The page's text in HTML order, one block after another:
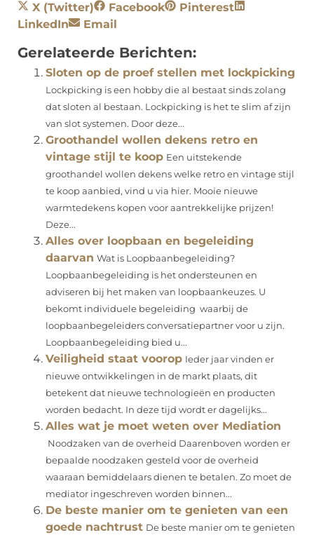
X (Twitter) Facebook
Pinterest
LinkedIn
Email
Gerelateerde Berichten:
Sloten op de proef stellen met lockpicking
Lockpicking is een hobby die al bestaat sinds zolang
dat sloten al bestaan. Lockpicking is het te slim af zijn
van slot systemen. Door deze...
Groothandel wollen dekens retro en
vintage stijl te koop Een uitstekende
groothandel wollen dekens welke retro en vintage stijl
te koop aanbied, vind u via hier. Mooie nieuwe
warmtedekens kopen voor aantrekkelijke prijzen!
Deze...
Alles over loopbaan en begeleiding
daarvan Wat is Loopbaanbegeleiding?
Loopbaanbegeleiding is het ondersteunen en
adviseren bij het maken van loopbaankeuzes. U
bekomt individuele begeleiding waarbij de
loopbaanbegeleiders conversatiepartner voor u zijn.
Loopbaanbegeleiding bied u...
Veiligheid staat voorop Ieder jaar vinden er
nieuwe ontwikkelingen in de markt plaats, dit
betekent dat nieuwe technologieën en producten
worden bedacht. In deze tijd wordt er dagelijks...
Alles wat je moet weten over Mediation
Noodzaken van de overheid Daarenboven worden er
bepaalde noodzaken gesteld voor de overheid
waaraan bemiddelaars dienen te betalen. Zo moet de
mediator ingeschreven worden binnen...
De beste manier om te genieten van een
goede nachtrust De beste manier om te genieten